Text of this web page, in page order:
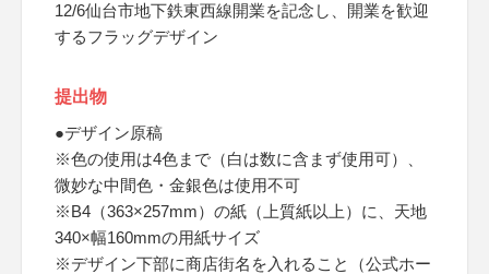
12/6仙台市地下鉄東西線開業を記念し、開業を歓迎
するフラッグデザイン
提出物
●デザイン原稿
※色の使用は4色まで（白は数に含まず使用可）、
微妙な中間色・金銀色は使用不可
※B4（363×257mm）の紙（上質紙以上）に、天地
340×幅160mmの用紙サイズ
※デザイン下部に商店街名を入れること（公式ホー